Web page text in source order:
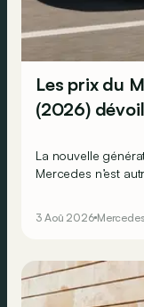
Les prix du
(2026)
La nouvelle
Mercedes n’est
3 Aoû 2026 Mercedes